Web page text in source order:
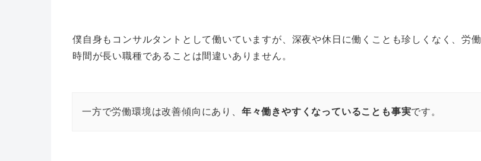
僕自身もコンサルタントとして働いていますが、深夜や休日に働くことも珍しくなく、労働
時間が長い職種であることは間違いありません。
一方で労働環境は改善傾向にあり、 年々働きやすくなっていることも事実です。